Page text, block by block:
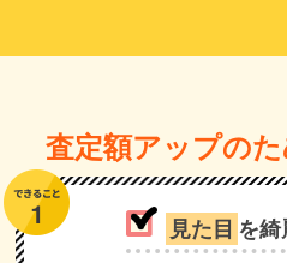
査定額アップの
見た目 を